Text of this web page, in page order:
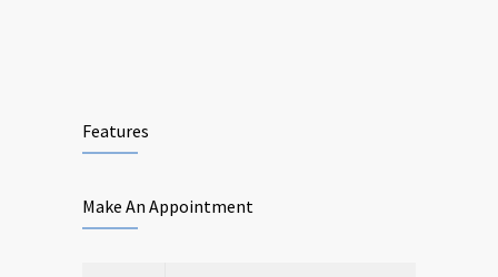
Features
Make An Appointment